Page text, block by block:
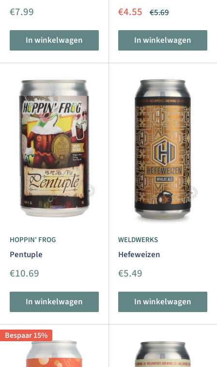
Aanbiedingsprijs
€7.99
In winkelwagen
Aanbiedingsprijs
€4.55 Normale
€5.69
In winkelwagen
HOPPIN' FROG
Pentuple
Aanbiedingsprijs
€10.69
In winkelwagen
WELDWERKS
Hefeweizen
Aanbiedingsprijs
€5.49
In winkelwagen
Bespaar 15%